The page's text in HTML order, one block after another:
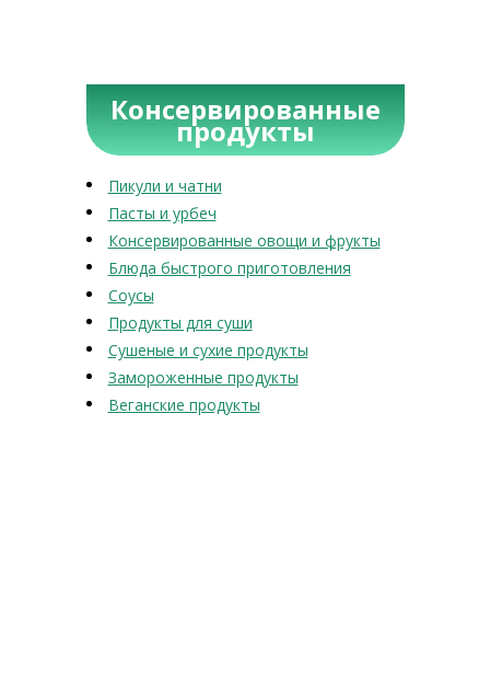
Консервированные
продукты
Пикули и чатни
Пасты и урбеч
Консервированные овощи и фрукты
Блюда быстрого приготовления
Соусы
Продукты для суши
Сушеные и сухие продукты
Замороженные продукты
Веганские продукты